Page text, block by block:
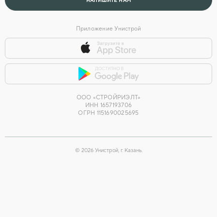
Приложение Унистрой
ООО «СТРОЙРИЭЛТ»
ИНН 1657193706
ОГРН 1151690025695
© 2026Унистрой, г. Казань.